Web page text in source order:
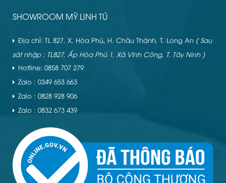
SHOWROOM MỸ LINH TÚ
Địa chỉ: TL 827, X. Hòa Phú, H. Châu Thành, T. Long An ( Sau
sát nhập : TL827, Ấp Hòa Phú 1, Xã Vĩnh Công, T. Tây Ninh )
Hotline: 0858 707 279
Zalo : 0349 653 663
Zalo : 0828 928 906
Zalo : 0832 673 439